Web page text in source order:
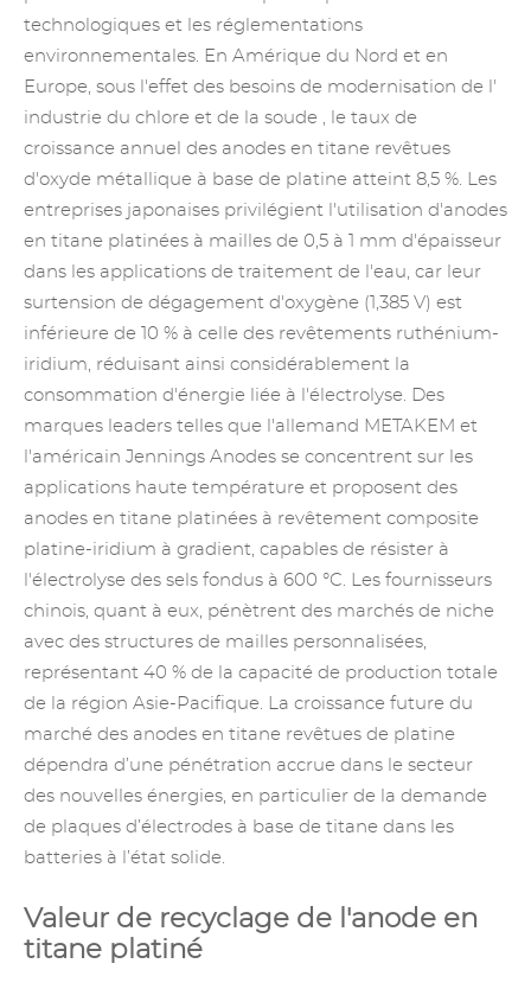
technologiques et les réglementations
environnementales. En Amérique du Nord et en
Europe, sous l'effet des besoins de modernisation de l'
industrie du chlore et de la soude , le taux de
croissance annuel des anodes en titane revêtues
d'oxyde métallique à base de platine atteint 8,5 %. Les
entreprises japonaises privilégient l'utilisation d'anodes
en titane platinées à mailles de 0,5 à 1 mm d'épaisseur
dans les applications de traitement de l'eau, car leur
surtension de dégagement d'oxygène (1,385 V) est
inférieure de 10 % à celle des revêtements ruthénium-
iridium, réduisant ainsi considérablement la
consommation d'énergie liée à l'électrolyse. Des
marques leaders telles que l'allemand METAKEM et
l'américain Jennings Anodes se concentrent sur les
applications haute température et proposent des
anodes en titane platinées à revêtement composite
platine-iridium à gradient, capables de résister à
l'électrolyse des sels fondus à 600 °C. Les fournisseurs
chinois, quant à eux, pénètrent des marchés de niche
avec des structures de mailles personnalisées,
représentant 40 % de la capacité de production totale
de la région Asie-Pacifique. La croissance future du
marché des anodes en titane revêtues de platine
dépendra d’une pénétration accrue dans le secteur
des nouvelles énergies, en particulier de la demande
de plaques d’électrodes à base de titane dans les
batteries à l’état solide.
Valeur de recyclage de l'anode en
titane platiné